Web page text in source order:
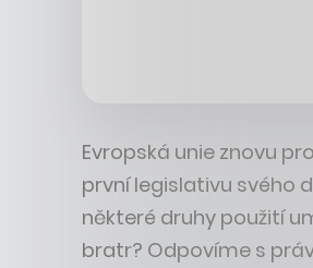
Evropská unie znovu
první legislativu svého
některé druhy použití
bratr? Odpovíme s